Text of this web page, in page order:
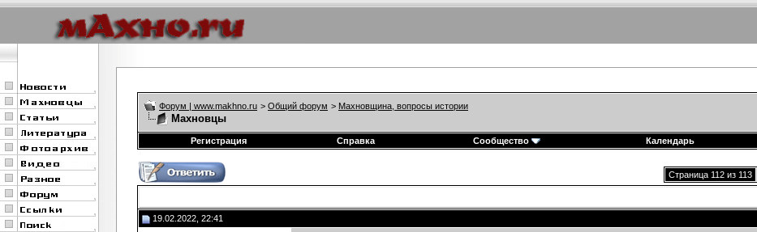
Форум | www.makhno.ru > Общий форум > Махновщина, вопросы истории
Махновцы
Регистрация
Справка Сообщество Календарь
Страница 112 из 113
19.02.2022, 22:41